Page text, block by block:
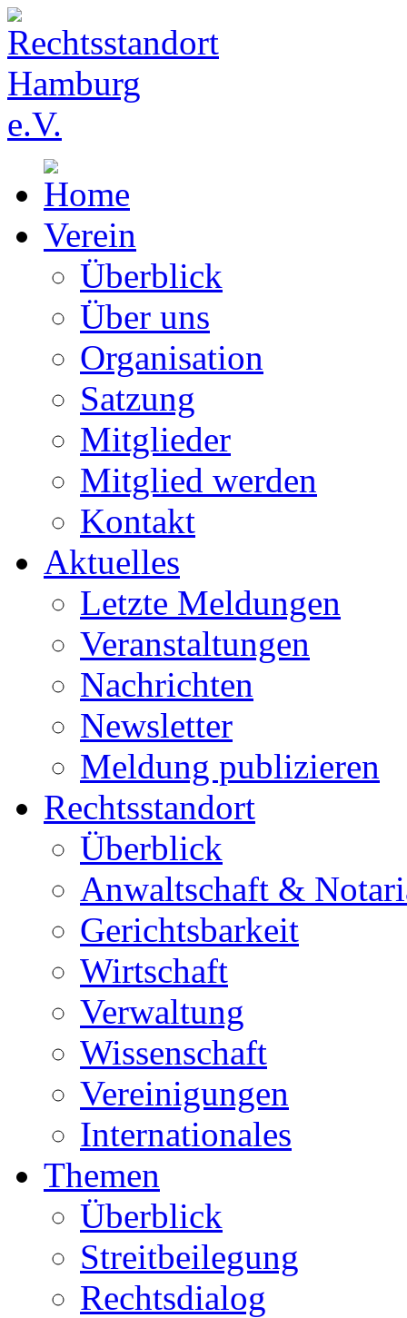
Verein
Überblick
Über uns
Organisation
Satzung
Mitglieder
Mitglied werden
Kontakt
Aktuelles
Letzte Meldungen
Veranstaltungen
Nachrichten
Newsletter
Meldung publizieren
Rechtsstandort
Überblick
Anwaltschaft &
Gerichtsbarkeit
Wirtschaft
Verwaltung
Wissenschaft
Vereinigungen
Internationales
Themen
Überblick
Streitbeilegung
Rechtsdialog